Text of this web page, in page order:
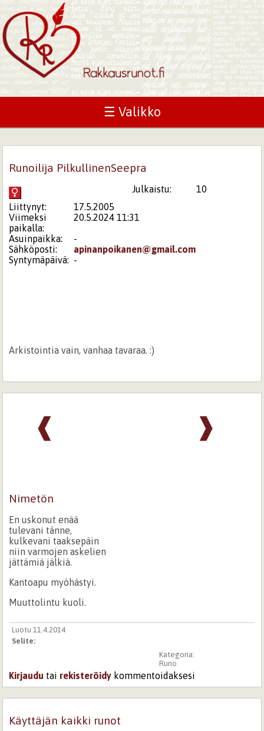
☰ Valikko
Runoilija PilkullinenSeepra
Julkaistu:
10
Liittynyt:
17.5.2005
Viimeksi
paikalla:
20.5.2024 11:31
Asuinpaikka:
-
Sähköposti:
apinanpoikanen@gmail.com
Syntymäpäivä: -
Arkistointia vain, vanhaa tavaraa. :)
❱
❰
Nimetön
En uskonut enää
tulevani tänne,
kulkevani taaksepäin
niin varmojen askelien
jättämiä jälkiä.
Kantoapu myöhästyi.
Muuttolintu kuoli.
Luotu 11.4.2014
Selite:
Kategoria:
Runo
Kirjaudu tai rekisteröidy kommentoidaksesi
Käyttäjän kaikki runot